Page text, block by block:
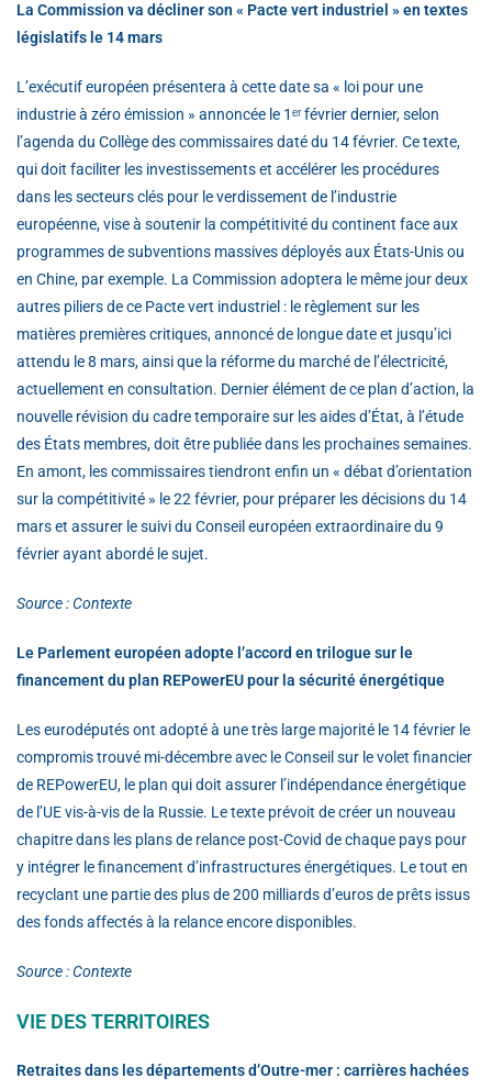
La Commission va décliner son « Pacte vert industriel » en textes
législatifs le 14 mars
L’exécutif européen présentera à cette date sa « loi pour une
industrie à zéro émission » annoncée le 1ᵉʳ février dernier, selon
l’agenda du Collège des commissaires daté du 14 février. Ce texte,
qui doit faciliter les investissements et accélérer les procédures
dans les secteurs clés pour le verdissement de l’industrie
européenne, vise à soutenir la compétitivité du continent face aux
programmes de subventions massives déployés aux États-Unis ou
en Chine, par exemple. La Commission adoptera le même jour deux
autres piliers de ce Pacte vert industriel : le règlement sur les
matières premières critiques, annoncé de longue date et jusqu’ici
attendu le 8 mars, ainsi que la réforme du marché de l’électricité,
actuellement en consultation. Dernier élément de ce plan d’action, la
nouvelle révision du cadre temporaire sur les aides d’État, à l’étude
des États membres, doit être publiée dans les prochaines semaines.
En amont, les commissaires tiendront enfin un « débat d’orientation
sur la compétitivité » le 22 février, pour préparer les décisions du 14
mars et assurer le suivi du Conseil européen extraordinaire du 9
février ayant abordé le sujet.
Source : Contexte
Le Parlement européen adopte l’accord en trilogue sur le
financement du plan REPowerEU pour la sécurité énergétique
Les eurodéputés ont adopté à une très large majorité le 14 février le
compromis trouvé mi-décembre avec le Conseil sur le volet financier
de REPowerEU, le plan qui doit assurer l’indépendance énergétique
de l’UE vis-à-vis de la Russie. Le texte prévoit de créer un nouveau
chapitre dans les plans de relance post-Covid de chaque pays pour
y intégrer le financement d’infrastructures énergétiques. Le tout en
recyclant une partie des plus de 200 milliards d’euros de prêts issus
des fonds affectés à la relance encore disponibles.
Source : Contexte
VIE DES TERRITOIRES
Retraites dans les départements d’Outre-mer : carrières hachées